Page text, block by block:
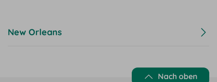
New Orleans
Nach oben